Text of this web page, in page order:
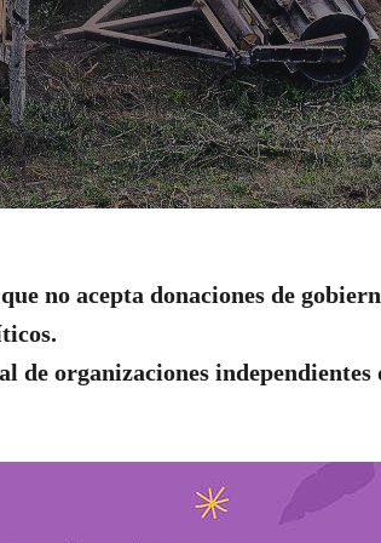
no acepta donaciones de
organizaciones independientes